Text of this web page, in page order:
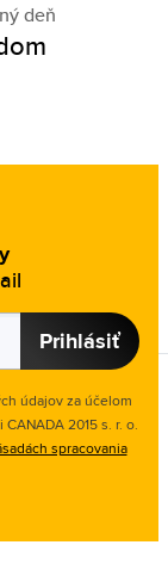
deň
Prihlásiť
údajov za účelom
CANADA 2015 s. r. o.
spracovania